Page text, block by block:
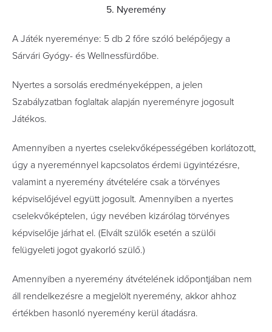
5. Nyeremény
A Játék nyereménye: 5 db 2 főre szóló belépőjegy a
Sárvári Gyógy- és Wellnessfürdőbe.
Nyertes a sorsolás eredményeképpen, a jelen
Szabályzatban foglaltak alapján nyereményre jogosult
Játékos.
Amennyiben a nyertes cselekvőképességében korlátozott,
úgy a nyereménnyel kapcsolatos érdemi ügyintézésre,
valamint a nyeremény átvételére csak a törvényes
képviselőjével együtt jogosult. Amennyiben a nyertes
cselekvőképtelen, úgy nevében kizárólag törvényes
képviselője járhat el. (Elvált szülők esetén a szülői
felügyeleti jogot gyakorló szülő.)
Amennyiben a nyeremény átvételének időpontjában nem
áll rendelkezésre a megjelölt nyeremény, akkor ahhoz
értékben hasonló nyeremény kerül átadásra.